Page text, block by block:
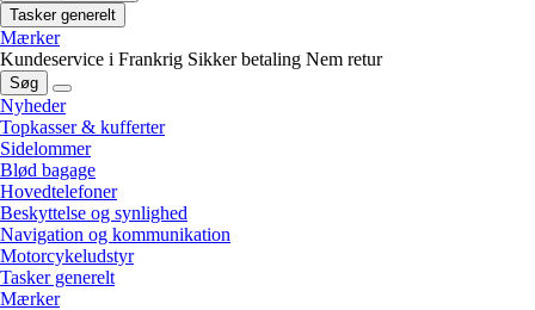
Tasker generelt
Mærker
Kundeservice i Frankrig Sikker betaling Nem retur
Søg
Nyheder
Topkasser & kufferter
Sidelommer
Blød bagage
Hovedtelefoner
Beskyttelse og synlighed
Navigation og kommunikation
Motorcykeludstyr
Tasker generelt
Mærker